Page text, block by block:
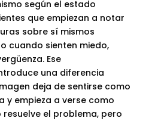
según el estado
que empiezan a notar
sobre sí mismos
cuando sienten miedo,
Ese
una diferencia
deja de sentirse como
y empieza a verse como
el problema, pero